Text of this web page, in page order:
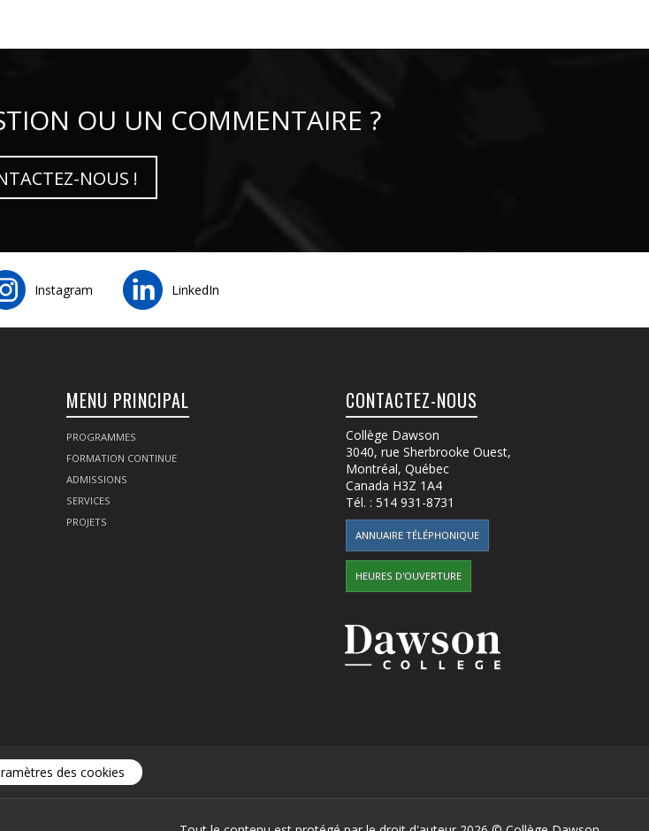
OU UN COMMENTAIRE ?
NOUS !
Instagram LinkedIn
MENU PRINCIPAL
PROGRAMMES
FORMATION CONTINUE
ADMISSIONS
SERVICES
PROJETS
CONTACTEZ-NOUS
Collège Dawson
3040, rue Sherbrooke Ouest,
Montréal, Québec
Canada H3Z 1A4
Tél. : 514 931-8731
ANNUAIRE TÉLÉPHONIQUE
HEURES D'OUVERTURE
des cookies